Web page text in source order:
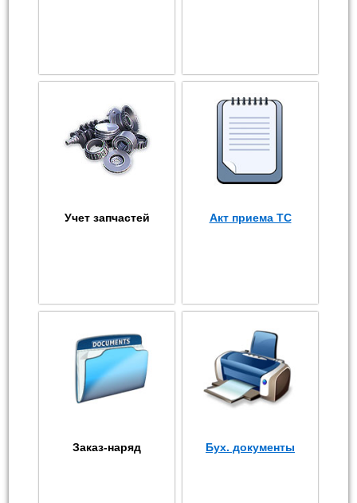
Учет запчастей Акт приема ТС
Заказ-наряд Бух. документы